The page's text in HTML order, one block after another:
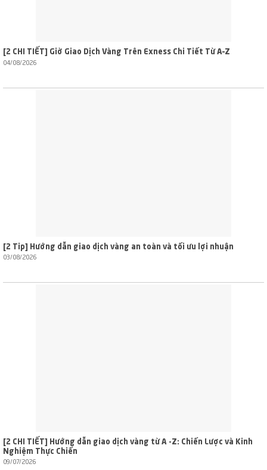
[2 CHI TIẾT] Giờ Giao Dịch Vàng Trên Exness Chi Tiết Từ A–Z
04/08/2026
[2 Tip] Hướng dẫn giao dịch vàng an toàn và tối ưu lợi nhuận
03/08/2026
[2 CHI TIẾT] Hướng dẫn giao dịch vàng từ A -Z: Chiến Lược và Kinh
Nghiệm Thực Chiến
09/07/2026